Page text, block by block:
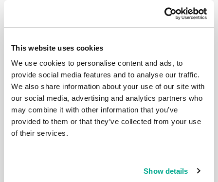
This website uses cookies
We use cookies to personalise content and ads, to
provide social media features and to analyse our traffic.
We also share information about your use of our site with
our social media, advertising and analytics partners who
may combine it with other information that you’ve
provided to them or that they’ve collected from your use
of their services.
Show details
些照片仅简单了解： 第五部分我们用了两次才完成。
第一次不太成功，但天气不错，阳光灿烂（点击这里阅
读）第二次比较成功，但是在雨中完成的（点击这里阅
应该走泰士河的另一岸（左岸）。否则右岸的道路很快
都很好， 金斯敦的桥梁：就是在这里需要去河的对
岸。对了，”除了狗，船上有三人” 的旅行正是从这里开
始的。 在汉普顿球场我们结束了行程。之后去了那些
让疲惫的游客都舍不得离开的丰富多彩的公园。所以，
建议如果还有体力的话，最好在当地的宫殿和公园里散
散散步。把去泰晤士河的对岸（回到右岸）留给下次。
第五段行程如下图： 行程总共为：7公里
+12+12+13+13，再加上刚刚完成的20公里=正好77公
里的路程，全程都拍了照片，完胜！ 伦敦的其他照片